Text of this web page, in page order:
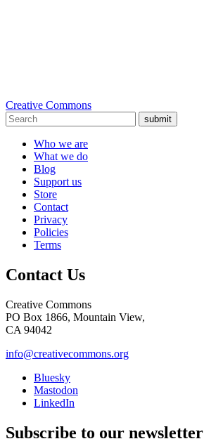
Creative Commons
submit
Who we are
What we do
Blog
Support us
Store
Contact
Privacy
Policies
Terms
Contact Us
Creative Commons
PO Box 1866, Mountain View,
CA 94042
info@creativecommons.org
Bluesky
Mastodon
LinkedIn
Subscribe to our newsletter